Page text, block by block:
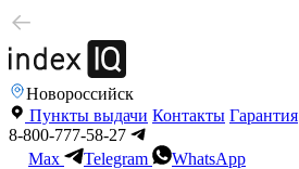
Новороссийск
Пункты выдачи Контакты Гарантия
8-800-777-58-27
Max
Telegram
WhatsApp